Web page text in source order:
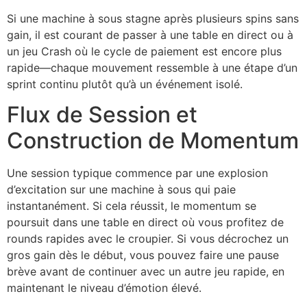
Si une machine à sous stagne après plusieurs spins sans
gain, il est courant de passer à une table en direct ou à
un jeu Crash où le cycle de paiement est encore plus
rapide—chaque mouvement ressemble à une étape d’un
sprint continu plutôt qu’à un événement isolé.
Flux de Session et
Construction de Momentum
Une session typique commence par une explosion
d’excitation sur une machine à sous qui paie
instantanément. Si cela réussit, le momentum se
poursuit dans une table en direct où vous profitez de
rounds rapides avec le croupier. Si vous décrochez un
gros gain dès le début, vous pouvez faire une pause
brève avant de continuer avec un autre jeu rapide, en
maintenant le niveau d’émotion élevé.